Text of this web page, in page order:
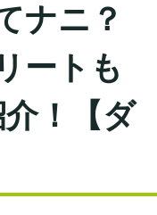
ナニ？
ートも
！【ダ